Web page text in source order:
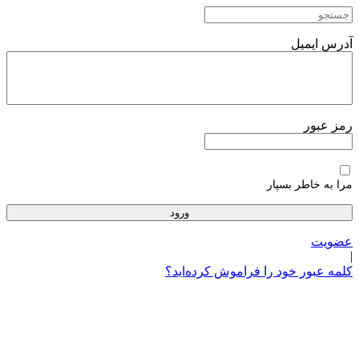
پرش
محتوا
آدرس ایمیل
رمز عبور
مرا به خاطر بسپار
عضویت
|
کلمه عبور خود را فراموش کرده‌اید؟